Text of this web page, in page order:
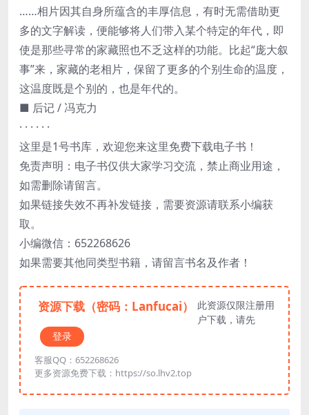
……相片因其自身所蕴含的丰厚信息，有时无需借助更
多的文字解读，便能够将人们带入某个特定的年代，即
使是那些寻常的家藏照也不乏这样的功能。比起“庞大叙
事”来，家藏的老相片，保留了更多的个别生命的温度，
这温度既是个别的，也是年代的。
■ 后记 / 冯克力
· · · · · ·
这里是1号书库，欢迎您来这里免费下载电子书！
免责声明：电子书仅供大家学习交流，禁止商业用途，
如需删除请留言。
如果链接失效不再补发链接，需要资源请联系小编获
取。
小编微信：652268626
如果需要其他同类型书籍，请留言书名及作者！
资源下载（密码：Lanfucai）
此资源仅限注册用
户下载，请先
登录
客服QQ：652268626
更多资源免费下载：https://so.lhv2.top